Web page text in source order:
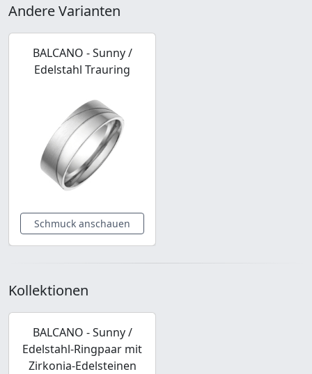
Andere Varianten
BALCANO - Sunny /
Edelstahl Trauring
Schmuck anschauen
Kollektionen
BALCANO - Sunny /
Edelstahl-Ringpaar mit
Zirkonia-Edelsteinen